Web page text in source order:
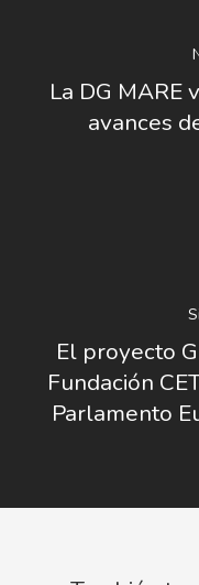
La DG MARE
avances
El proyecto
Fundación
Parlamento